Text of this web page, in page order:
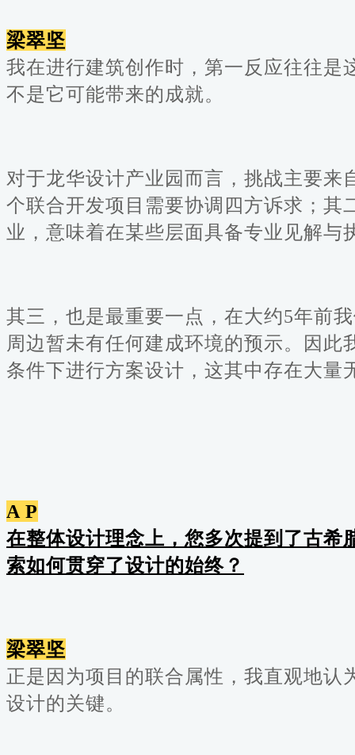
梁翠坚
我在进行建筑创作时，第一反应往往是
不是它可能带来的成就。
对于龙华设计产业园而言，挑战主要来
个联合开发项目需要协调四方诉求；其
业，意味着在某些层面具备专业见解与
其三，也是最重要一点，在大约5年前
周边暂未有任何建成环境的预示。因此
条件下进行方案设计，这其中存在大量
A P
在整体设计理念上，您多次提到了古希
索如何贯穿了设计的始终？
梁翠坚
正是因为项目的联合属性，我直观地认
设计的关键。